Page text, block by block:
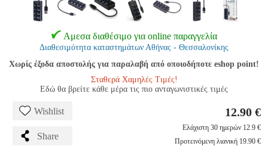
Αμεσα διαθέσιμο για online παραγγελία
Διαθεσιμότητα καταστημάτων Αθήνας - Θεσσαλονίκης
Χωρίς έξοδα αποστολής για παραλαβή από οποιοδήποτε eshop point!
Σταθερά Χαμηλές Τιμές!
Εδώ θα βρείτε κάθε μέρα τις πιο ανταγωνιστικές τιμές
Wishlist
Share
12.90 €
Ελάχιστη 30 ημερών 12.9 €
Προτεινόμενη λιανική 19.90 €